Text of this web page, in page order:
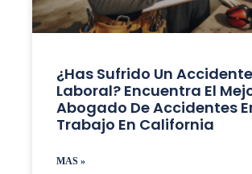
¿Has Sufrido Un Accidente
Laboral? Encuentra El
Abogado De Accidentes
Trabajo En California
MAS »